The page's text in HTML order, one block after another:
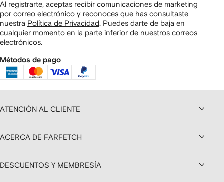
Al registrarte, aceptas recibir comunicaciones de marketing
por correo electrónico y reconoces que has consultaste
nuestra Política de Privacidad. Puedes darte de baja en
cualquier momento en la parte inferior de nuestros correos
electrónicos.
Métodos de pago
ATENCIÓN AL CLIENTE
ACERCA DE FARFETCH
DESCUENTOS Y MEMBRESÍA